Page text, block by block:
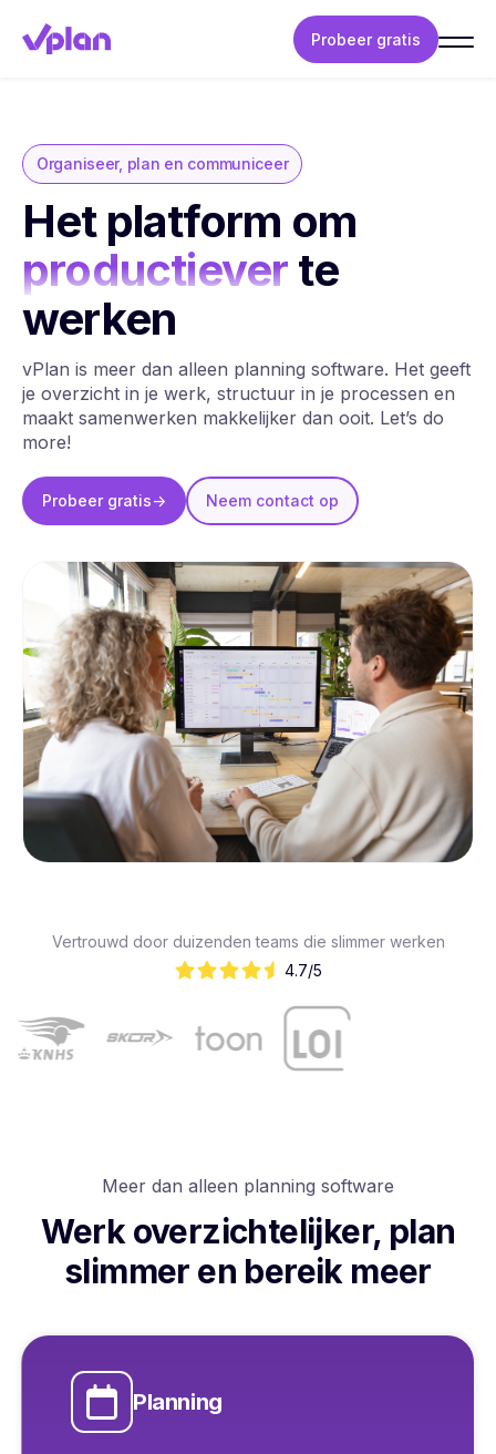
Probeer gratis
Organiseer, plan en communiceer
Het platform om
productiever te
werken
vPlan is meer dan alleen planning software. Het geeft
je overzicht in je werk, structuur in je processen en
maakt samenwerken makkelijker dan ooit. Let’s do
more!
Probeer gratis-> Neem contact op
4.7/5
Vertrouwd door duizenden teams die slimmer werken
Meer dan alleen planning software
Werk overzichtelijker, plan
slimmer en bereik meer
Planning